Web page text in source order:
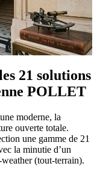
21 solutions
POLLET
moderne, la
ouverte totale.
une gamme de 21
la minutie d’un
(tout-terrain).